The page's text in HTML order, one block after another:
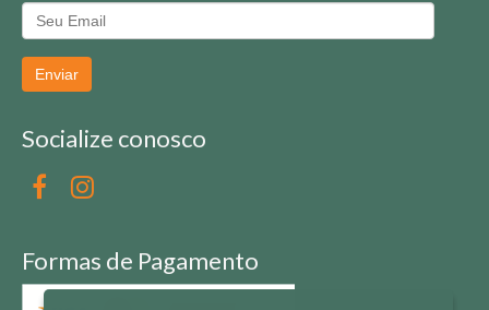
Enviar
Socialize conosco
Formas de Pagamento